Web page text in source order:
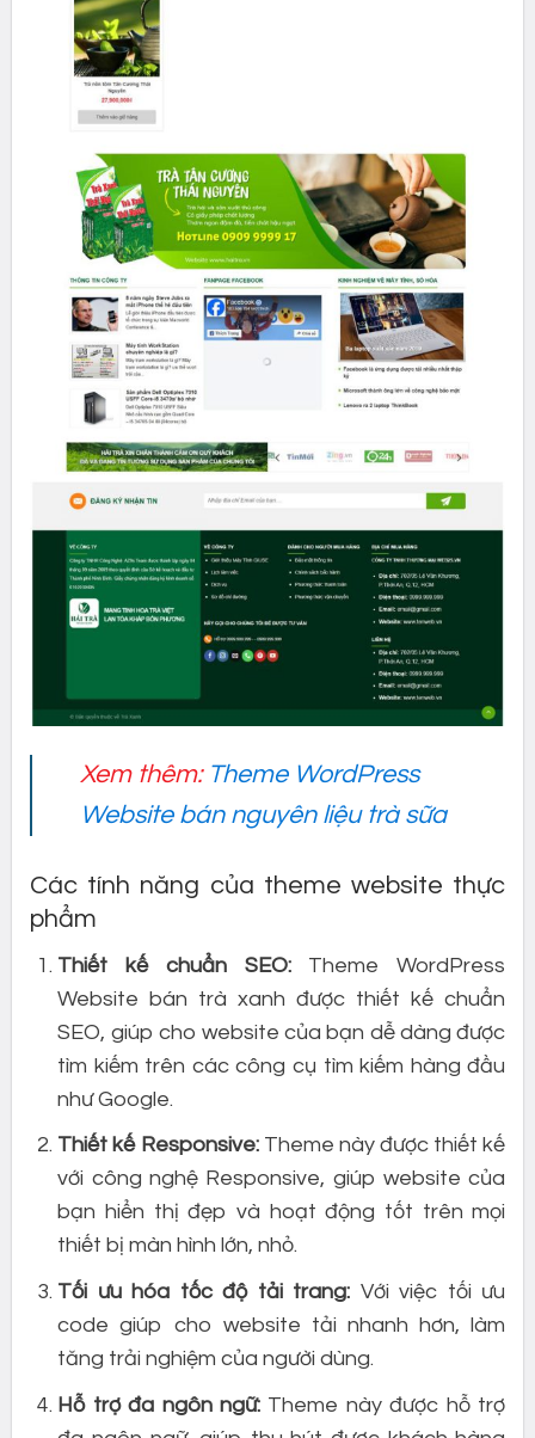
Xem thêm: Theme WordPress
Website bán nguyên liệu trà sữa
Các tính năng của theme website thực
phẩm
Thiết kế chuẩn SEO:Theme WordPress
Website bán trà xanh được thiết kế chuẩn
SEO, giúp cho website của bạn dễ dàng được
tìm kiếm trên các công cụ tìm kiếm hàng đầu
như Google.
Thiết kế Responsive:Theme này được thiết kế
với công nghệ Responsive, giúp website của
bạn hiển thị đẹp và hoạt động tốt trên mọi
thiết bị màn hình lớn, nhỏ.
Tối ưu hóa tốc độ tải trang: Với việc tối ưu
code giúp cho website tải nhanh hơn, làm
tăng trải nghiệm của người dùng.
Hỗ trợ đa ngôn ngữ: Theme này được hỗ trợ